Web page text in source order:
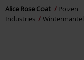
Alice Rose Coat
Poizen
Industries
Wintermantel